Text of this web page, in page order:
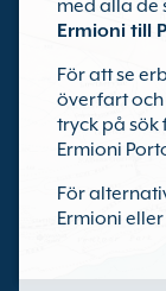
med alla de
Ermioni till
För att se
överfart
tryck på sök
Ermioni
För
Ermioni